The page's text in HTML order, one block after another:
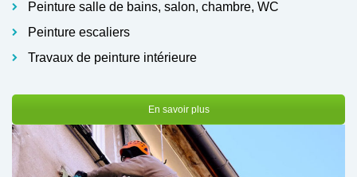
Peinture salle de bains, salon, chambre, WC
Peinture escaliers
Travaux de peinture intérieure
En savoir plus